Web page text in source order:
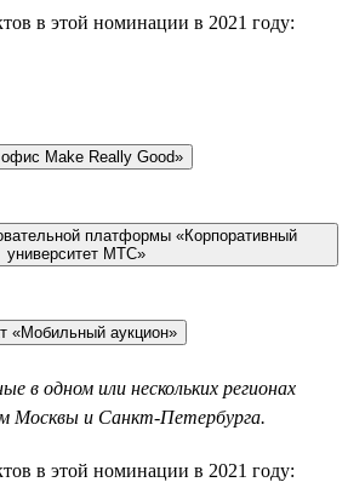
в этой номинации в 2021 году:
Make Really Good»
платформы «Корпоративный
университет МТС»
«Мобильный аукцион»
в одном или нескольких регионах
Москвы и Санкт-Петербурга.
в этой номинации в 2021 году: